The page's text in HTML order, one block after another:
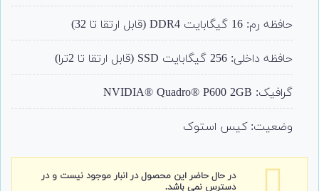
حافظه رم: 16 گیگابایت DDR4 (قابل ارتقا تا 32)
حافظه داخلی: 256 گیگابایت SSD (قابل ارتقا تا 2ترا)
گرافیک: NVIDIA® Quadro® P600 2GB
وضعیت: کیس استوک
در حال حاضر این محصول در انبار موجود نیست و در
دسترس نمی باشد.